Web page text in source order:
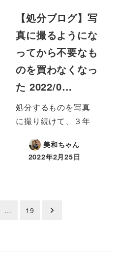
【処分ブログ】写
真に撮るようにな
ってから不要なも
のを買わなくなっ
た 2022/0…
処分するものを写真
に撮り続けて、３年
美和ちゃん
2022年2月25日
… 19